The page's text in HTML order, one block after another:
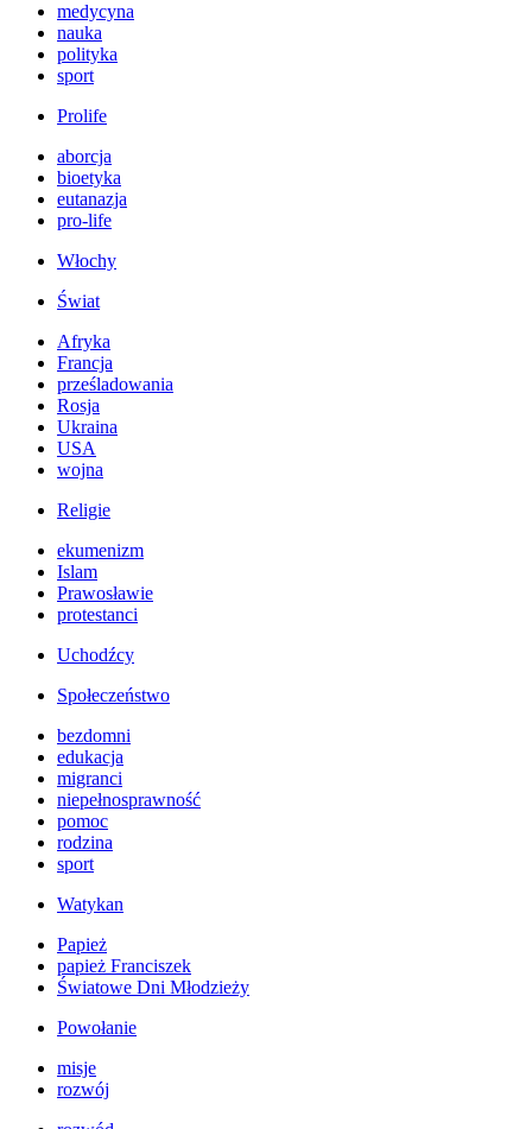
medycyna
nauka
polityka
sport
Prolife
aborcja
bioetyka
eutanazja
pro-life
Włochy
Świat
Afryka
Francja
prześladowania
Rosja
Ukraina
USA
wojna
Religie
ekumenizm
Islam
Prawosławie
protestanci
Uchodźcy
Społeczeństwo
bezdomni
edukacja
migranci
niepełnosprawność
pomoc
rodzina
sport
Watykan
Papież
papież Franciszek
Światowe Dni Młodzieży
Powołanie
misje
rozwój